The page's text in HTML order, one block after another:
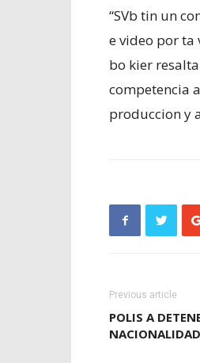
“SVb tin un
e video por ta
bo kier
competencia
produccion y
Previous article
POLIS A